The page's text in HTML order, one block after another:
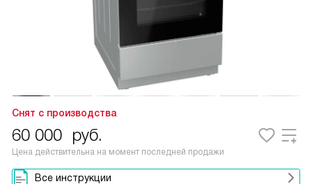
Снят с производства
60 000 руб.
Цена действительна на момент последней продажи
Все инструкции